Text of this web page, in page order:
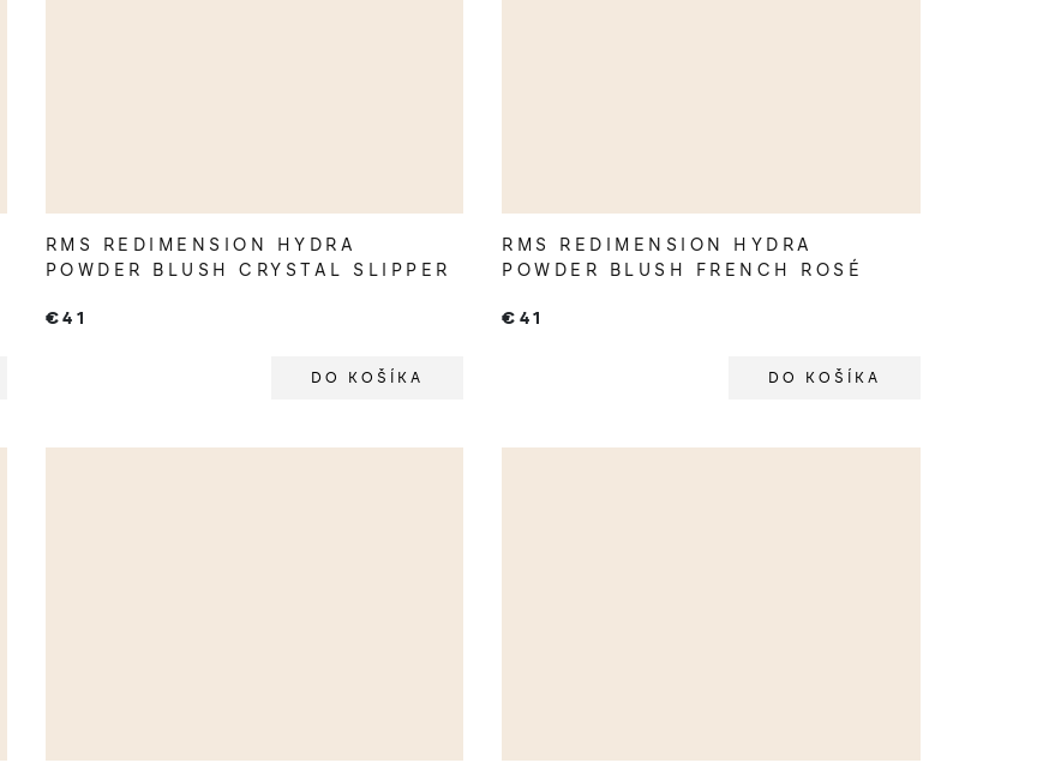
RMS REDIMENSION HYDRA
POWDER BLUSH CRYSTAL SLIPPER
€41
DO KOŠÍKA
RMS REDIMENSION HYDRA
POWDER BLUSH FRENCH ROSÉ
€41
DO KOŠÍKA